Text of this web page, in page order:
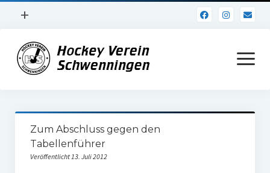
Menü
+
Impressum
Datenschutz
Menü
öffnen
Verein
Daten und Fakten
Online Jubiläum
Zum Abschluss gegen den
Tabellenführer
Veröffentlicht 13. Juli 2012